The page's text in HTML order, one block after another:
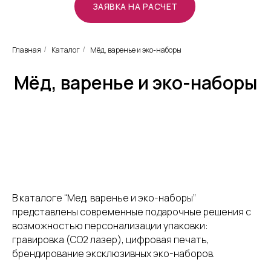
ЗАЯВКА НА РАСЧЕТ
Главная / Каталог / Мёд, варенье и эко-наборы
Мёд, варенье и эко-наборы
В каталоге “Мед, варенье и эко-наборы”
представлены современные подарочные решения с
возможностью персонализации упаковки:
гравировка (CO2 лазер), цифровая печать,
брендирование эксклюзивных эко-наборов.